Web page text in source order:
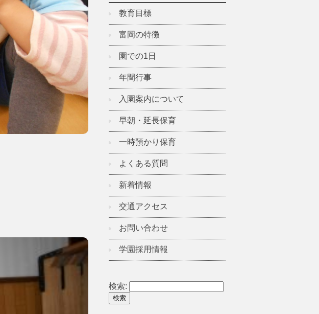
教育目標
富岡の特徴
園での1日
年間行事
入園案内について
早朝・延長保育
一時預かり保育
よくある質問
新着情報
交通アクセス
お問い合わせ
学園採用情報
検索: